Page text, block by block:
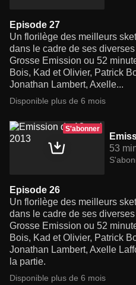
Episode 27
Un florilège des meilleurs
dans le cadre de ses
Grosse Emission ou 52
Bois, Kad et Olivier, Patrick
Jonathan Lambert, Axelle...
Disponible plus de 6 mois
S'abonner
53
Episode 26
Un florilège des meilleurs
dans le cadre de ses
Grosse Emission ou 52
Bois, Kad et Olivier, Patrick
Jonathan Lambert, Axelle
la partie.
Disponible plus de 6 mois